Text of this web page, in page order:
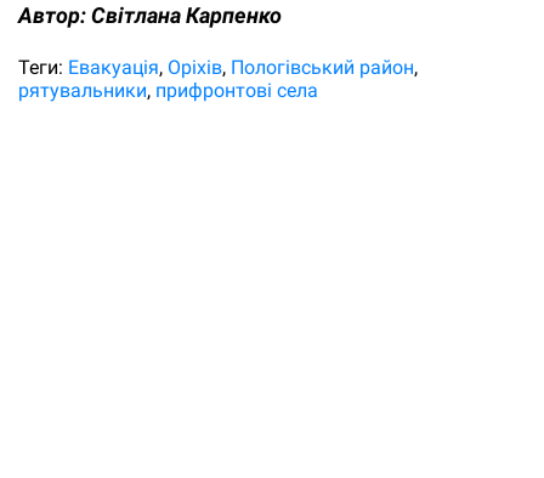
Автор:Світлана Карпенко
Теги: Евакуація Оріхів Пологівський район
рятувальники прифронтові села